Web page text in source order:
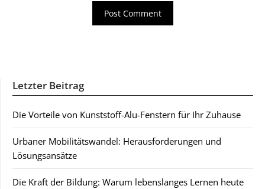
Letzter Beitrag
Die Vorteile von Kunststoff-Alu-Fenstern für Ihr Zuhause
Urbaner Mobilitätswandel: Herausforderungen und
Lösungsansätze
Die Kraft der Bildung: Warum lebenslanges Lernen heute